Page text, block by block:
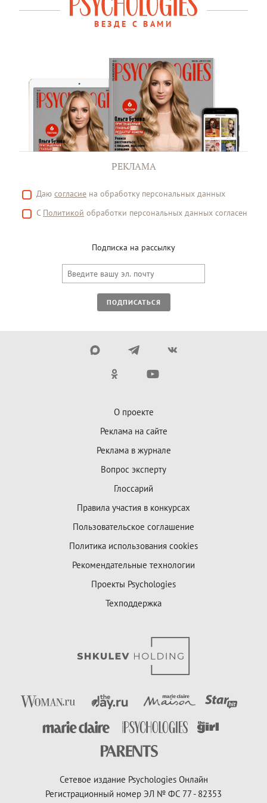
ВЕЗДЕ С ВАМИ
РЕКЛАМА
Даю согласие на обработку персональных данных
С Политикой обработки персональных данных согласен
Подписка на рассылку
ПОДПИСАТЬСЯ
О проекте
Реклама на сайте
Реклама в журнале
Вопрос эксперту
Глоссарий
Правила участия в конкурсах
Пользовательское соглашение
Политика использования cookies
Рекомендательные технологии
Проекты Psychologies
Техподдержка
Сетевое издание Psychologies Онлайн
Регистрационный номер ЭЛ № ФС 77 - 82353